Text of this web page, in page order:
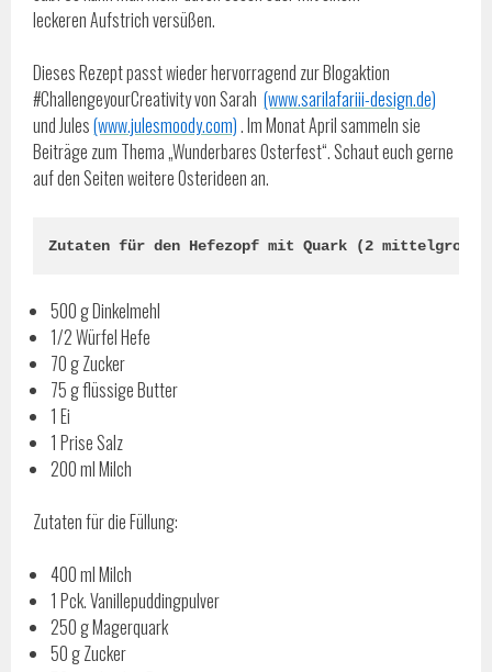
leckeren Aufstrich versüßen.
Dieses Rezept passt wieder hervorragend zur Blogaktion
#ChallengeyourCreativity von Sarah(www.sarilafariii-design.de)
und Jules(www.julesmoody.com). Im Monat April sammeln sie
Beiträge zum Thema „Wunderbares Osterfest“. Schaut euch gerne
auf den Seiten weitere Osterideen an.
Zutaten für den Hefezopf mit Quark (2 mittelgroße
500 g Dinkelmehl
1/2 Würfel Hefe
70 g Zucker
75 g flüssige Butter
1 Ei
1 Prise Salz
200 ml Milch
Zutaten für die Füllung:
400 ml Milch
1 Pck. Vanillepuddingpulver
250 g Magerquark
50 g Zucker